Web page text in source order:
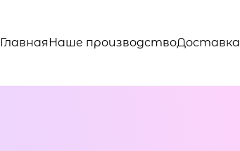
ГлавнаяНаше производствоДоставка